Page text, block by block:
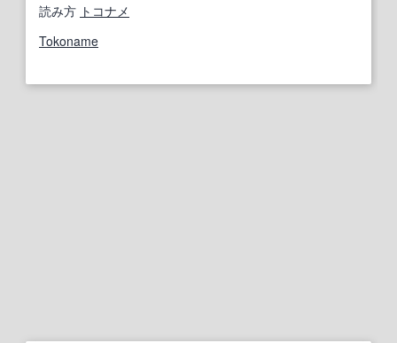
読み方 トコナメ
Tokoname